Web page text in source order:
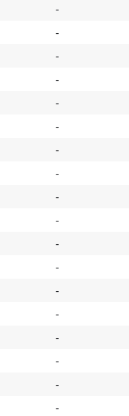
-
-
-
-
-
-
-
-
-
-
-
-
-
-
-
-
-
-